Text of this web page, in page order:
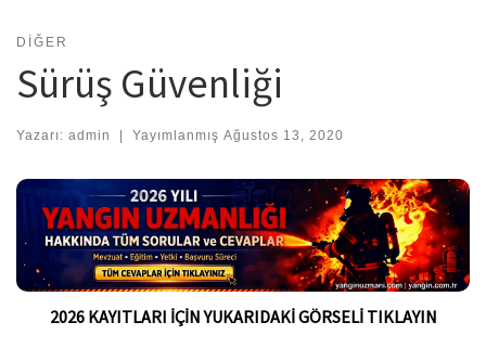
DIĞER
Sürüş Güvenliği
Yazarı: admin Yayımlanmış Ağustos 13, 2020
2026 KAYITLARI İÇİN YUKARIDAKİ GÖRSELİ TIKLAYIN